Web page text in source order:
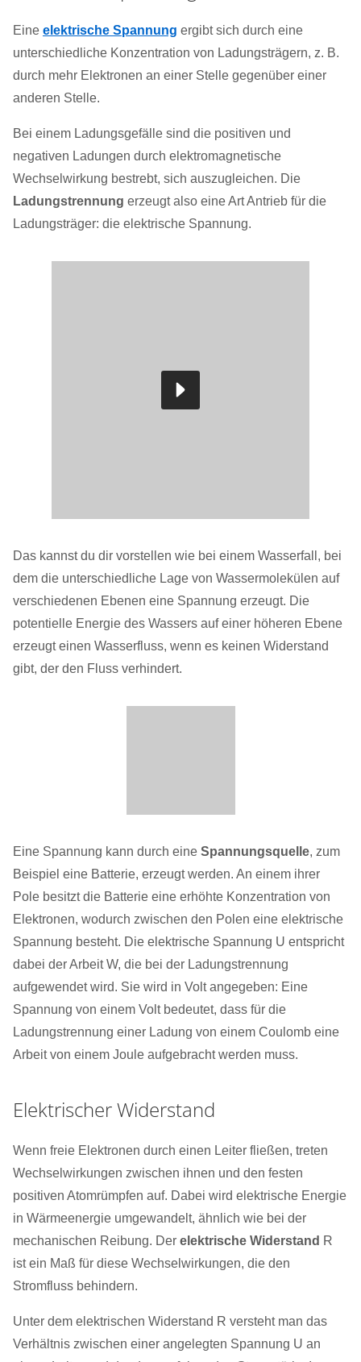
Eine elektrische Spannung ergibt sich durch eine
unterschiedliche Konzentration von Ladungsträgern, z. B.
durch mehr Elektronen an einer Stelle gegenüber einer
anderen Stelle.
Bei einem Ladungsgefälle sind die positiven und
negativen Ladungen durch elektromagnetische
Wechselwirkung bestrebt, sich auszugleichen. Die
Ladungstrennung erzeugt also eine Art Antrieb für die
Ladungsträger: die elektrische Spannung.
Das kannst du dir vorstellen wie bei einem Wasserfall, bei
dem die unterschiedliche Lage von Wassermolekülen auf
verschiedenen Ebenen eine Spannung erzeugt. Die
potentielle Energie des Wassers auf einer höheren Ebene
erzeugt einen Wasserfluss, wenn es keinen Widerstand
gibt, der den Fluss verhindert.
Eine Spannung kann durch eine Spannungsquelle, zum
Beispiel eine Batterie, erzeugt werden. An einem ihrer
Pole besitzt die Batterie eine erhöhte Konzentration von
Elektronen, wodurch zwischen den Polen eine elektrische
Spannung besteht. Die elektrische Spannung U entspricht
dabei der Arbeit W, die bei der Ladungstrennung
aufgewendet wird. Sie wird in Volt angegeben: Eine
Spannung von einem Volt bedeutet, dass für die
Ladungstrennung einer Ladung von einem Coulomb eine
Arbeit von einem Joule aufgebracht werden muss.
Elektrischer Widerstand
Wenn freie Elektronen durch einen Leiter fließen, treten
Wechselwirkungen zwischen ihnen und den festen
positiven Atomrümpfen auf. Dabei wird elektrische Energie
in Wärmeenergie umgewandelt, ähnlich wie bei der
mechanischen Reibung. Der elektrische Widerstand R
ist ein Maß für diese Wechselwirkungen, die den
Stromfluss behindern.
Unter dem elektrischen Widerstand R versteht man das
Verhältnis zwischen einer angelegten Spannung U an